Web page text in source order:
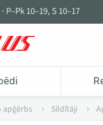
P–Pk 10–19, S 10–17
apģērbs Sildītāji